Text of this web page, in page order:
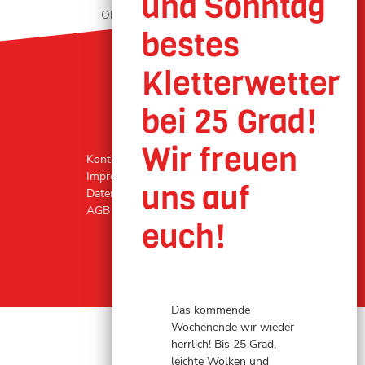
Oberhausen geöffnet
Kontakt
Impressum
Datenschutz
AGB
Das kommende
Wochenende wir wieder
herrlich! Bis 25 Grad,
leichte Wolken und